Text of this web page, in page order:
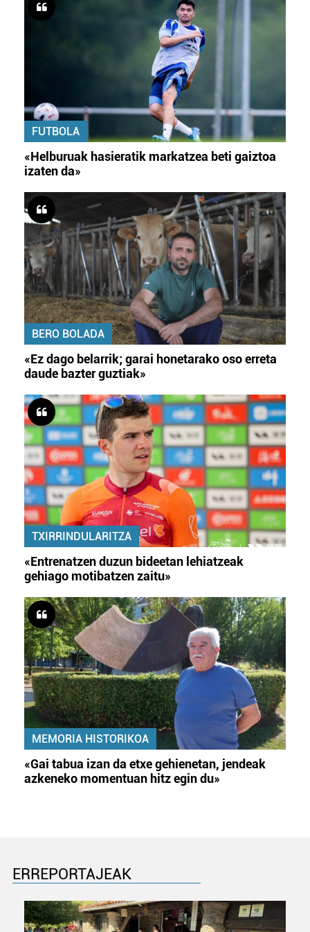
FUTBOLA
«Helburuak hasieratik markatzea beti gaiztoa
izaten da»
BERO BOLADA
«Ez dago belarrik; garai honetarako oso erreta
daude bazter guztiak»
TXIRRINDULARITZA
«Entrenatzen duzun bideetan lehiatzeak
gehiago motibatzen zaitu»
MEMORIA HISTORIKOA
«Gai tabua izan da etxe gehienetan, jendeak
azkeneko momentuan hitz egin du»
ERREPORTAJEAK